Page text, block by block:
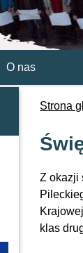
O nas
Strona
Z okazji
klas